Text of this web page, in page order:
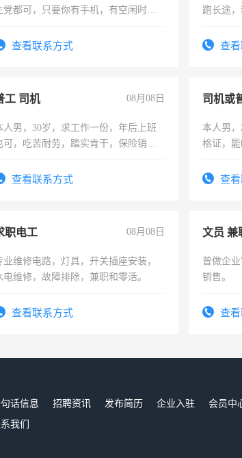
党都可，只要你有手机，有空闲时
快的四五十，每天挣零花钱没问题！
查看联系方式
跑长途
查
工 司机 08月08日
人男，30岁，求工作一份，年后上班
可，吃苦耐劳，踏实肯干，保险销售
查看联系方式
司机或
本人男
格证，
查
职电工 08月08日
业维修电路，灯具，开关插座安装，
电维修，故障排除，兼职和零活。
查看联系方式
文员 兼
曾做企
销售。
查
话信息 招聘资讯 发布简历 企业入驻 会员中
我们